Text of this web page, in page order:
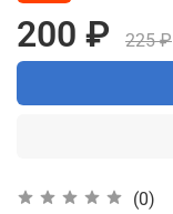
(0)
200 ₽
225 ₽